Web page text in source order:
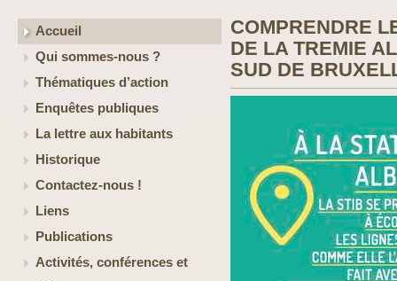
Accueil
Qui sommes-nous ?
Thématiques d’action
Enquêtes publiques
La lettre aux habitants
Historique
Contactez-nous !
Liens
Publications
Activités, conférences et
COMPRENDRE
DE LA TREMIE
SUD DE